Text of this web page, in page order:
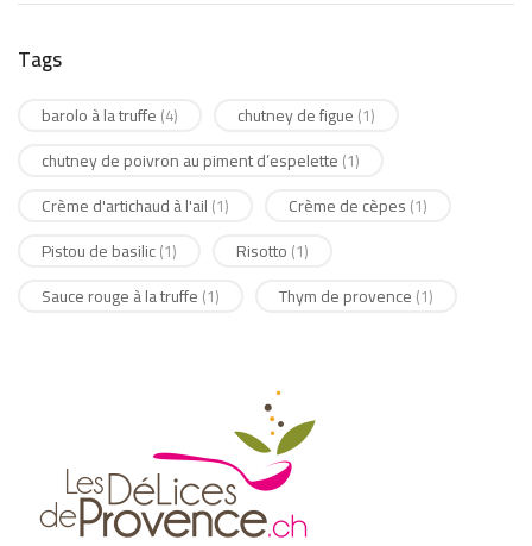
Tags
barolo à la truffe (4) chutney de figue (1)
chutney de poivron au piment d’espelette (1)
Crème d'artichaud à l'ail (1) Crème de cèpes (1)
Pistou de basilic(1) Risotto (1)
Sauce rouge à la truffe (1) Thym de provence (1)